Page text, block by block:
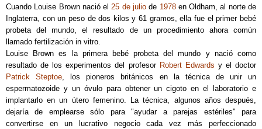
Cuando Louise Brown nació el 25 de julio de 1978en Oldham, al norte de
Inglaterra, con un peso de dos kilos y 61 gramos, ella fue el primer bebé
probeta del mundo, el resultado de un procedimiento ahora común
llamado fertilización in vitro.
Louise Brown es la primera bebé probeta del mundo y nació como
resultado de los experimentos del profesor Robert Edwards y el doctor
Patrick Steptoe , los pioneros británicos en la técnica de unir un
espermatozoide y un óvulo para obtener un cigoto en el laboratorio e
implantarlo en un útero femenino. La técnica, algunos años después,
dejaría de emplearse sólo para "ayudar a parejas estériles" para
convertirse en un lucrativo negocio cada vez más perfeccionado